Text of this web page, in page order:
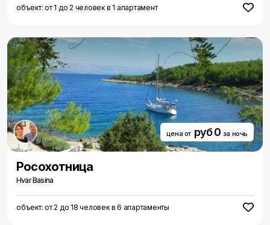
объект: от 1 до 2 человек в 1 апартамент
цена от руб 0 за ночь
Росохотница
Hvar Basina
объект: от 2 до 18 человек в 6 апартаменты